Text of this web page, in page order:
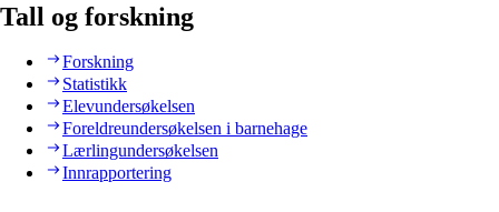
Tall og forskning
Forskning
Statistikk
Elevundersøkelsen
Foreldreundersøkelsen i barnehage
Lærlingundersøkelsen
Innrapportering